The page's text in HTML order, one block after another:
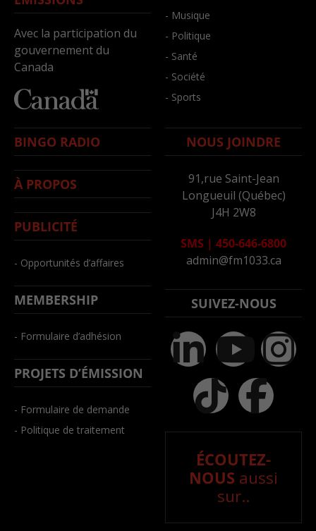
Avec la participation du
gouvernement du
Canada
- Musique
- Politique
- Santé
- Société
- Sports
BINGO RADIO
À PROPOS
PUBLICITÉ
- Opportunités d’affaires
MEMBERSHIP
- Formulaire d’adhésion
PROJETS D’ÉMISSION
- Formulaire de demande
- Politique de traitement
NOUS JOINDRE
91,rue Saint-Jean
Longueuil (Québec)
J4H 2W8
SMS | 450-646-6800
admin@fm1033.ca
SUIVEZ-NOUS
ÉCOUTEZ-
NOUS aussi
sur..